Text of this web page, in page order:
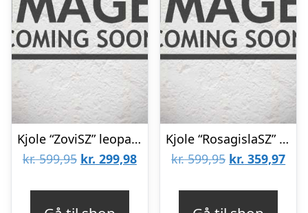
Kjole “ZoviSZ” leopard mønster – Saint Tropez
kr.599,95 Den
kr. 299,98Den
Kjole “RosagislaSZ” mørkeblå – Saint Tropez
kr.599,95 Den
kr. 359,97Den